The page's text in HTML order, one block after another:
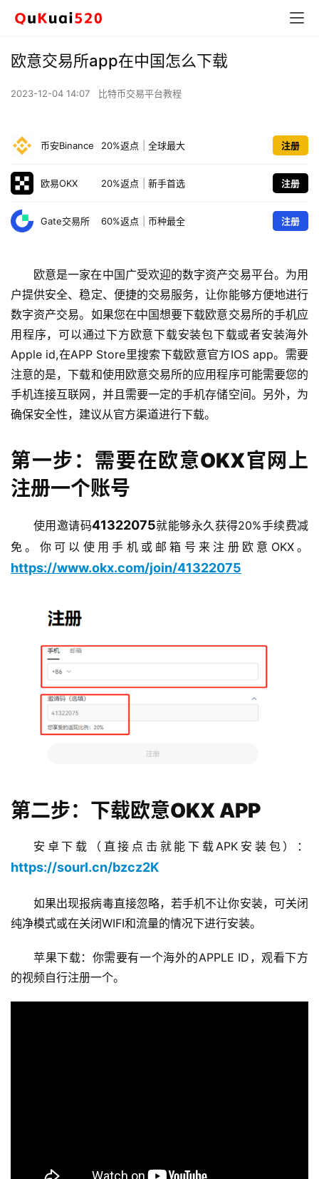
欧意交易所app在中国怎么下载
2023-12-04 14:07 比特币交易平台教程
币安Binance 20%返点 全球最大 注册
欧易OKX 20%返点 新手首选 注册
Gate交易所 60%返点 币种最全 注册
欧意是一家在中国广受欢迎的数字资产交易平台。为用
户提供安全、稳定、便捷的交易服务，让你能够方便地进行
数字资产交易。如果您在中国想要下载欧意交易所的手机应
用程序，可以通过下方欧意下载安装包下载或者安装海外
Apple id,在APP Store里搜索下载欧意官方IOS app。需要
注意的是，下载和使用欧意交易所的应用程序可能需要您的
手机连接互联网，并且需要一定的手机存储空间。另外，为
确保安全性，建议从官方渠道进行下载。
第一步：需要在欧意OKX官网上
注册一个账号
使用邀请码41322075就能够永久获得20%手续费减
免。你可以使用手机或邮箱号来注册欧意OKX。
https://www.okx.com/join/41322075
第二步：下载欧意OKX APP
安卓下载（直接点击就能下载APK安装包）：
https://sourl.cn/bzcz2K
如果出现报病毒直接忽略，若手机不让你安装，可关闭
纯净模式或在关闭WIFI和流量的情况下进行安装。
苹果下载：你需要有一个海外的APPLE ID，观看下方
的视频自行注册一个。